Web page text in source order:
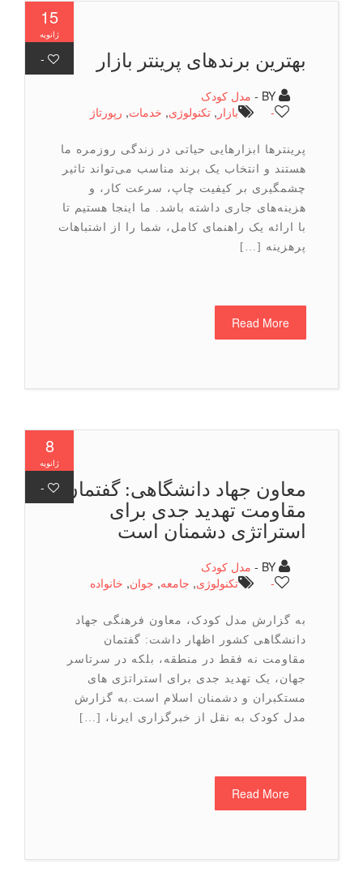
بهترین برندهای پرینتر بازار
مدل کودک
بازار
,تكنولوژی,خدمات, رپورتاژ
پرینترها ابزارهایی حیاتی در زندگی روزمره ما
هستند و انتخاب یک برند مناسب می‌تواند تاثیر
چشمگیری بر کیفیت چاپ، سرعت کار، و
هزینه‌های جاری داشته باشد. ما اینجا هستیم تا
با ارائه یک راهنمای کامل، شما را از اشتباهات
پرهزینه […]
Read More
-
معاون جهاد دانشگاهی: گفتمان
مقاومت تهدید جدی برای
استراتژی دشمنان است
مدل کودک
تكنولوژی,جامعه,جوان,خانواده
به گزارش مدل کودک، معاون فرهنگی جهاد
دانشگاهی کشور اظهار داشت: گفتمان
مقاومت نه فقط در منطقه، بلکه در سرتاسر
جهان، یک تهدید جدی برای استراتژی های
مستکبران و دشمنان اسلام است.به گزارش
مدل کودک به نقل از خبرگزاری ایرنا، […]
Read More